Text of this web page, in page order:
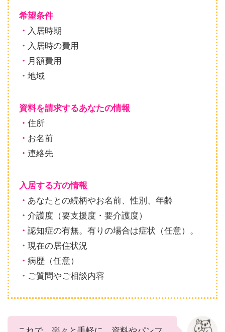
希望条件
・ 入居時期
・ 入居時の費用
・ 月額費用
・ 地域
資料を請求するあなたの情報
・ 住所
・ お名前
・ 連絡先
入居する方の情報
・ あなたとの続柄やお名前、性別、年齢
・ 介護度（要支援度・要介護度）
・ 認知症の有無。有りの場合は症状（任意）。
・ 現在の居住状況
・ 病歴（任意）
・ ご質問やご相談内容